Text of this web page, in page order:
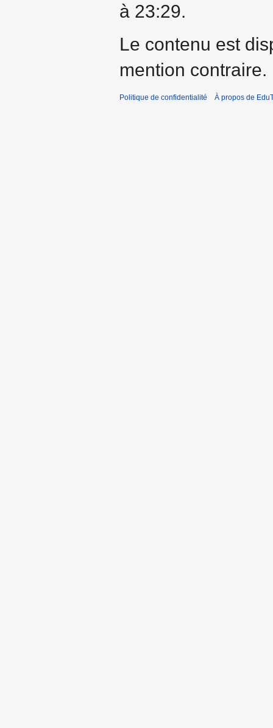
à 23:29.
Le contenu est
mention contraire.
Politique de confidentialité À propos de